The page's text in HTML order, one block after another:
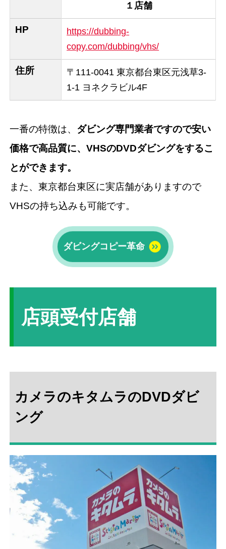
１店舗
HP
https://dubbing-
copy.com/dubbing/vhs/
住所
〒111-0041 東京都台東区元浅草3-
1-1 ヨネクラビル4F
一番の特徴は、 ダビング専門業者ですので安い
価格で高品質に、VHSのDVDダビングをするこ
とができます。
また、東京都台東区に実店舗がありますので
VHSの持ち込みも可能です。
ダビングコピー革命
店頭受付店舗
カメラのキタムラのDVDダビ
ング